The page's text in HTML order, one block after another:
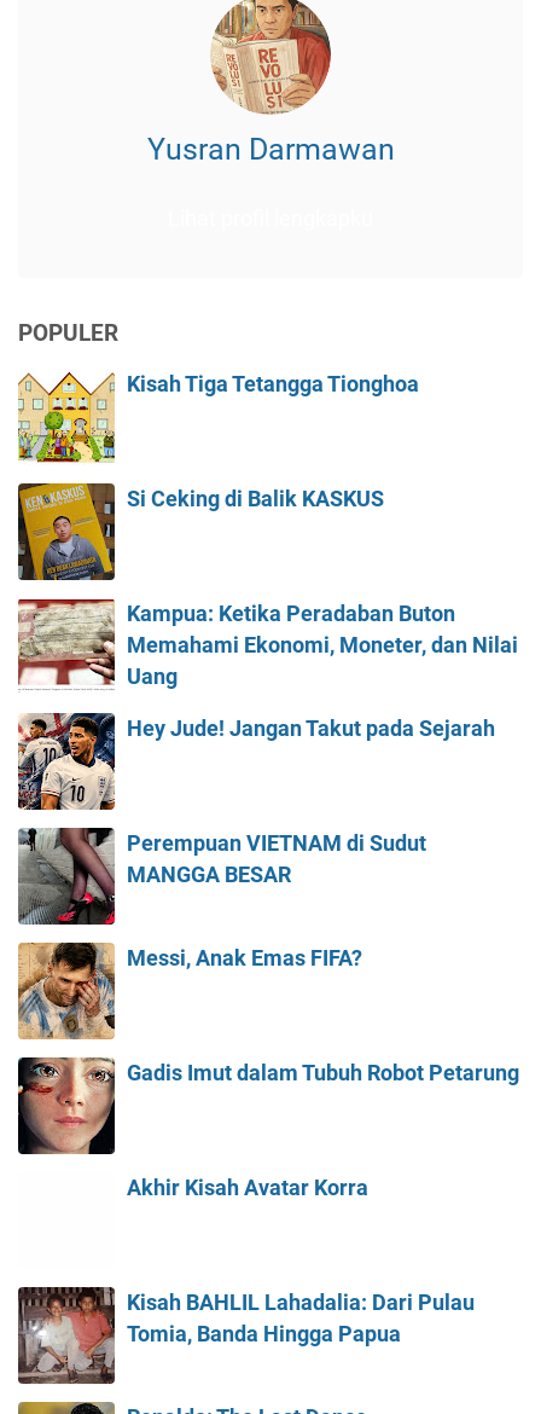
Yusran Darmawan
POPULER
Kisah Tiga Tetangga Tionghoa
Si Ceking di Balik KASKUS
Kampua: Ketika Peradaban Buton
Memahami Ekonomi, Moneter, dan Nilai
Uang
Hey Jude! Jangan Takut pada Sejarah
Perempuan VIETNAM di Sudut
MANGGA BESAR
Messi, Anak Emas FIFA?
Gadis Imut dalam Tubuh Robot Petarung
Akhir Kisah Avatar Korra
Kisah BAHLIL Lahadalia: Dari Pulau
Tomia, Banda Hingga Papua